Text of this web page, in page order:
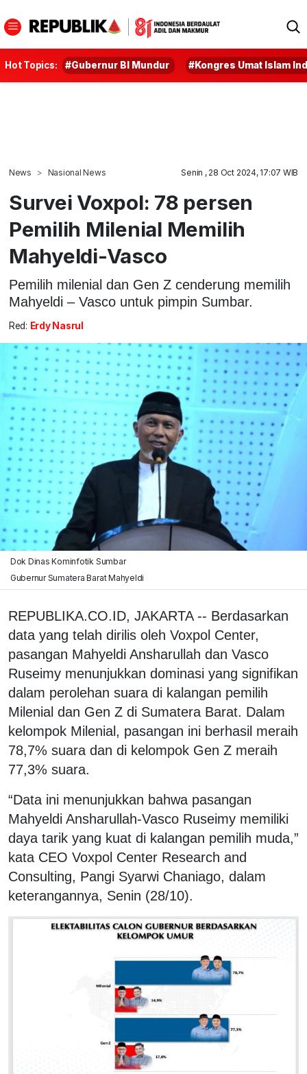
Hot Topics: #Gubernur BI Mundur #Kongres Umat Islam
News Nasional News Senin , 28 Oct 2024, 17:07 WIB
Survei Voxpol: 78 persen
Pemilih Milenial Memilih
Mahyeldi-Vasco
Pemilih milenial dan Gen Z cenderung memilih
Mahyeldi – Vasco untuk pimpin Sumbar.
Red: Erdy Nasrul
Dok Dinas Kominfotik Sumbar
Gubernur Sumatera Barat Mahyeldi
REPUBLIKA.CO.ID, JAKARTA -- Berdasarkan
data yang telah dirilis oleh Voxpol Center,
pasangan Mahyeldi Ansharullah dan Vasco
Ruseimy menunjukkan dominasi yang signifikan
dalam perolehan suara di kalangan pemilih
Milenial dan Gen Z di Sumatera Barat. Dalam
kelompok Milenial, pasangan ini berhasil meraih
78,7% suara dan di kelompok Gen Z meraih
77,3% suara.
“Data ini menunjukkan bahwa pasangan
Mahyeldi Ansharullah-Vasco Ruseimy memiliki
daya tarik yang kuat di kalangan pemilih muda,”
kata CEO Voxpol Center Research and
Consulting, Pangi Syarwi Chaniago, dalam
keterangannya, Senin (28/10).